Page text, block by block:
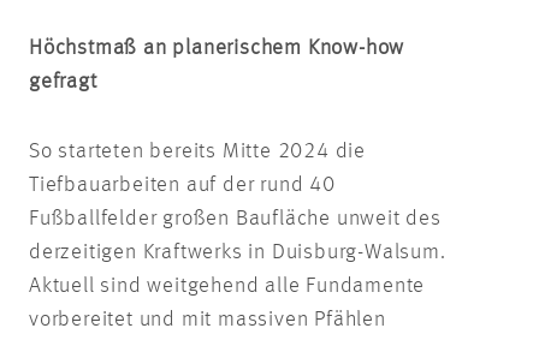
Höchstmaß an planerischem Know-how
gefragt
So starteten bereits Mitte 2024 die
Tiefbauarbeiten auf der rund 40
Fußballfelder großen Baufläche unweit des
derzeitigen Kraftwerks in Duisburg-Walsum.
Aktuell sind weitgehend alle Fundamente
vorbereitet und mit massiven Pfählen